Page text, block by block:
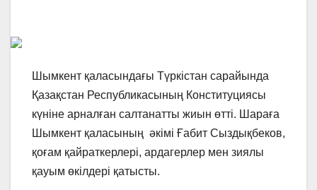
Шымкент қаласындағы Түркістан сарайында
Қазақстан Республикасының Конституциясы
күніне арналған салтанатты жиын өтті. Шараға
Шымкент қаласының әкімі Ғабит Сыздықбеков,
қоғам қайраткерлері, ардагерлер мен зиялы
қауым өкілдері қатысты.